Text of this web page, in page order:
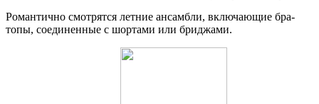
Романтично смотрятся летние ансамбли, включающие бра-
топы, соединенные с шортами или бриджами.